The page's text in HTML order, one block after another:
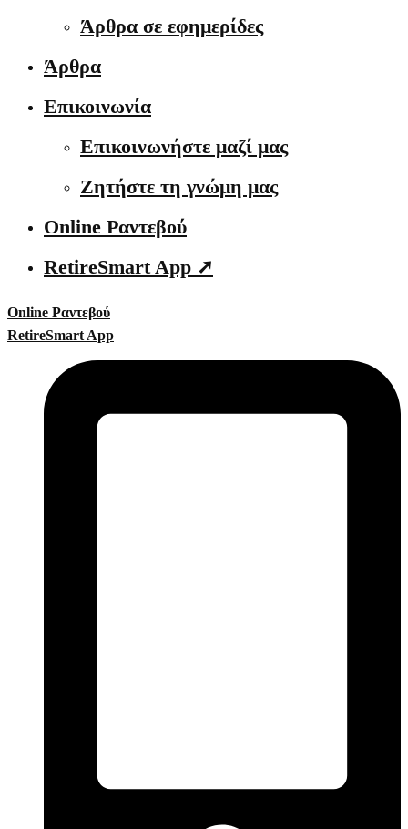
Άρθρα σε εφημερίδες
Άρθρα
Επικοινωνία
Επικοινωνήστε μαζί μας
Ζητήστε τη γνώμη μας
Online Ραντεβού
RetireSmart App ➚
Online Ραντεβού
RetireSmart App